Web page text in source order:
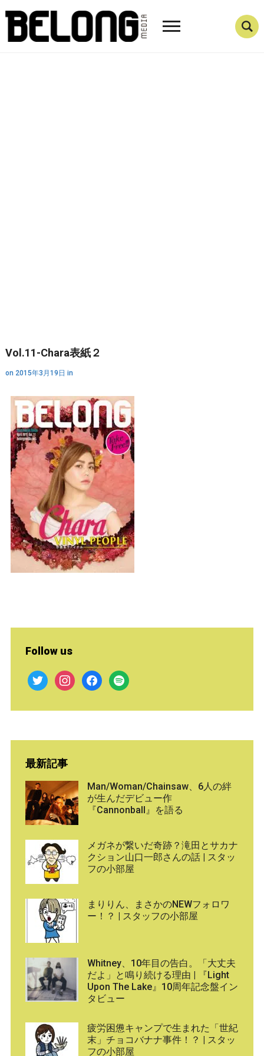
Vol.11-Chara表紙２
on 2015年3月19日 in
Follow us
twitter instagramfacebook
spotify
最新記事
Man/Woman/Chainsaw、6人の絆
が生んだデビュー作
『Cannonball』を語る
メガネが繋いだ奇跡？滝田とサカナ
クション山口一郎さんの話 | スタッ
フの小部屋
まりりん、まさかのNEWフォロワ
ー！？ | スタッフの小部屋
Whitney、10年目の告白。「大丈夫
だよ」と鳴り続ける理由 | 『Light
Upon The Lake』10周年記念盤イン
タビュー
疲労困憊キャンプで生まれた「世紀
末」チョコバナナ事件！？ | スタッ
フの小部屋